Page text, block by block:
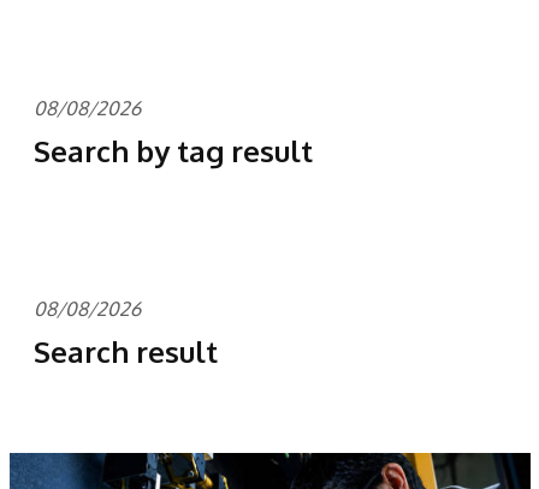
08/08/2026
Search by tag result
08/08/2026
Search result